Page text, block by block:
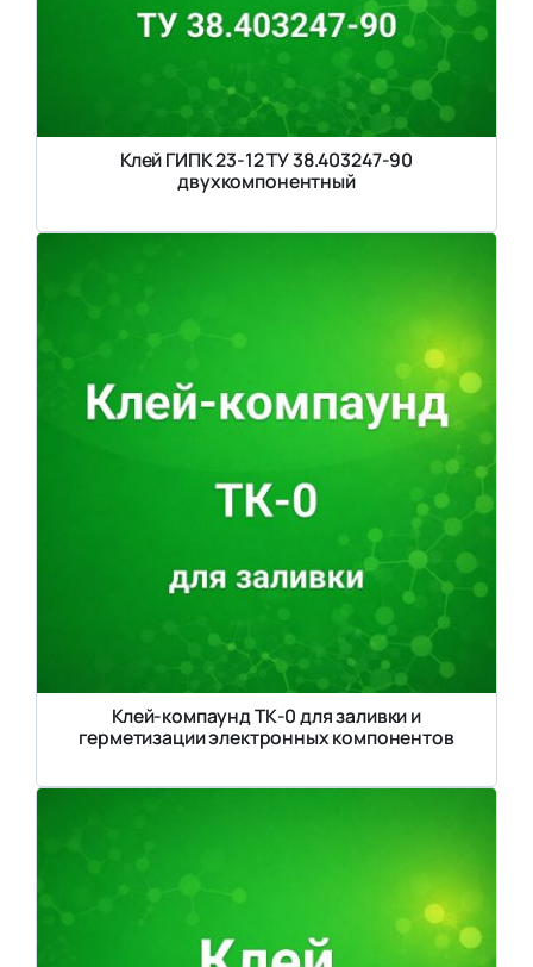
Клей ГИПК 23-12 ТУ 38.403247-90
двухкомпонентный
Клей-компаунд ТК-0 для заливки и
герметизации электронных компонентов